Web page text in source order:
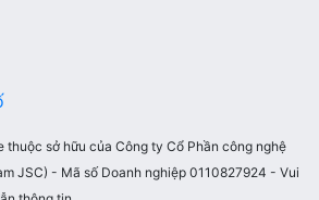
thuộc sở hữu của Công ty Cổ Phần công nghệ
JSC) - Mã số Doanh nghiệp 0110827924 - Vui